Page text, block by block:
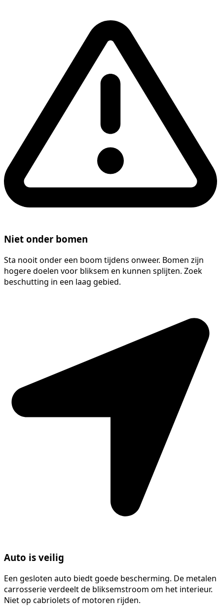
Niet onder bomen
Sta nooit onder een boom tijdens onweer. Bomen zijn
hogere doelen voor bliksem en kunnen splijten. Zoek
beschutting in een laag gebied.
Auto is veilig
Een gesloten auto biedt goede bescherming. De metalen
carrosserie verdeelt de bliksemstroom om het interieur.
Niet op cabriolets of motoren rijden.